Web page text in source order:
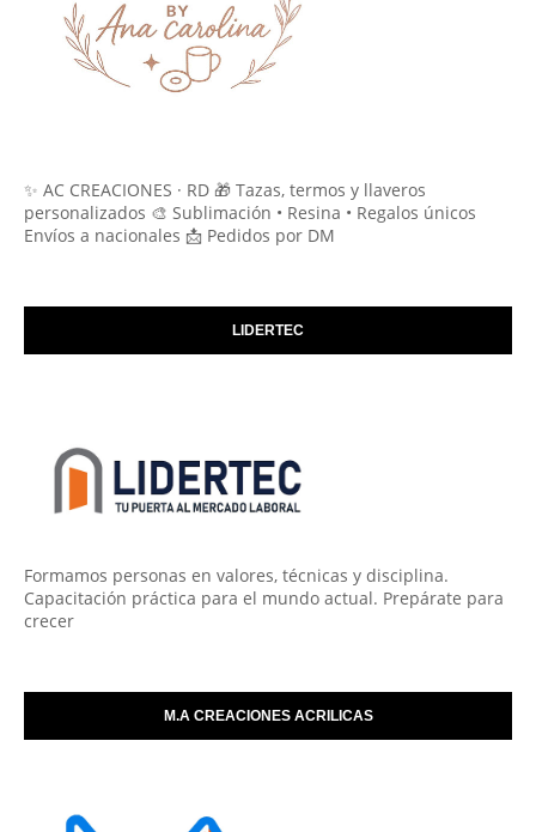
✨ AC CREACIONES · RD 🎁 Tazas, termos y llaveros
personalizados 🎨 Sublimación • Resina • Regalos únicos
Envíos a nacionales 📩 Pedidos por DM
LIDERTEC
Formamos personas en valores, técnicas y disciplina.
Capacitación práctica para el mundo actual. Prepárate para
crecer
M.A CREACIONES ACRILICAS